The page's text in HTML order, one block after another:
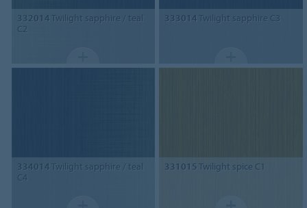
332014Twilight sapphire / teal
C2
333014Twilight sapphire C3
334014Twilight sapphire / teal
C4
331015 Twilight spice C1